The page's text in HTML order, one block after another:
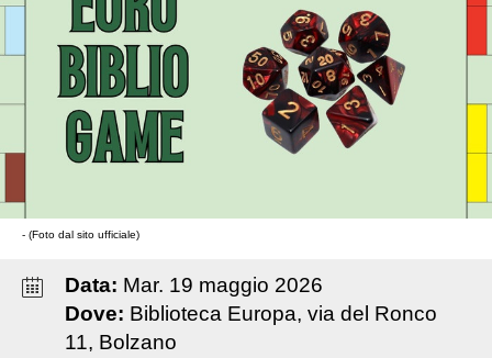
- (Foto dal sito ufficiale)
Data: Mar. 19 maggio 2026
Dove: Biblioteca Europa, via del Ronco
11, Bolzano